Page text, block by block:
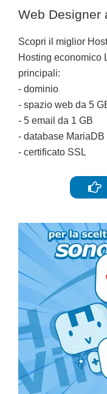
Web Designer
Scopri il miglior
Hosting economico
principali:
- dominio
- spazio web da 5
- 5 email da 1 GB
- database MariaDB
- certificato SSL